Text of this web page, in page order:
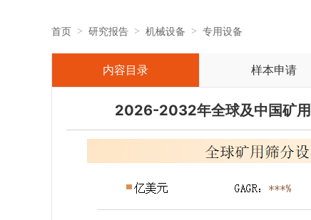
首页 研究报告 机械设备 专用设备
内容目录 样本申请
2026-2032年全球及中国矿用